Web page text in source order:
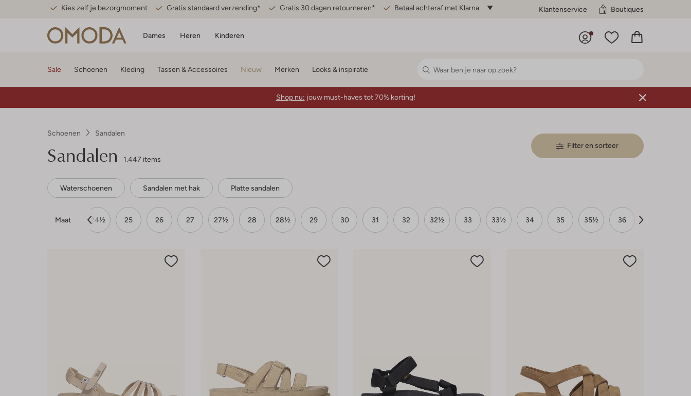
Kies zelf je bezorgmoment Gratis standaard verzending* Gratis 30 dagen retourneren* Betaal achteraf met Klarna Klantenservice Boutiques
Dames Heren Kinderen
Sale Schoenen Kleding Tassen & Accessoires Nieuw Merken Looks & inspiratie
Shop nu: jouw must-haves tot 70% korting!
Schoenen Sandalen
Sandalen 1.447 items
Filter en sorteer
Waterschoenen Sandalen met hak Platte sandalen
Maat
24 24½ 25 26 27 27½ 28 28½ 29 30 31 32 32½ 33 33½ 34 35 35½ 36